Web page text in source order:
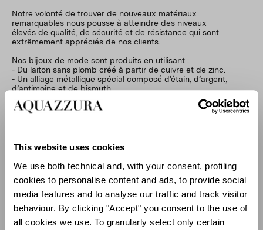
This website uses cookies
We use both technical and, with your consent, profiling
cookies to personalise content and ads, to provide social
media features and to analyse our traffic and track visitor
behaviour. By clicking "Accept" you consent to the use of
all cookies we use. To granularly select only certain
Notre volonté de trouver de nouveaux matériaux
remarquables nous pousse à atteindre des niveaux
élevés de qualité, de sécurité et de résistance qui sont
extrêmement appréciés de nos clients.
Nos bijoux de mode sont produits en utilisant :
- Du laiton sans plomb créé à partir de cuivre et de zinc.
- Un alliage métallique spécial composé d’étain, d’argent,
d’antimoine et de bismuth.
- Du bronze composé de cuivre, d’étain et de zinc.
Tous les matériaux et métaux énumérés ci-dessus sont
strictes qui définissent la méthode à conserver comme
la peau.
Pour le nettoyage de nos bijoux de mode, Aquazzura
suggère d’utiliser uniquement un chiffon doux et sec afin
de préserver leur brillance au fil des années. Il est
important d’éviter que nos bijoux de mode :
- Entrent en contact avec de l’alcool ou toute autre